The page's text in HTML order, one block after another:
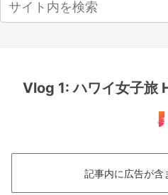
Vlog 1: ハワイ女子旅
記事内に広告が含